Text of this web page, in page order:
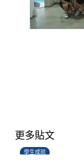
更多貼文
學生成就
14/07/2026